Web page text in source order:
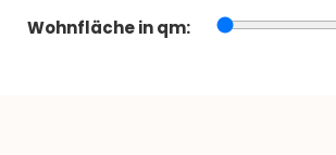
Wohnfläche in qm: